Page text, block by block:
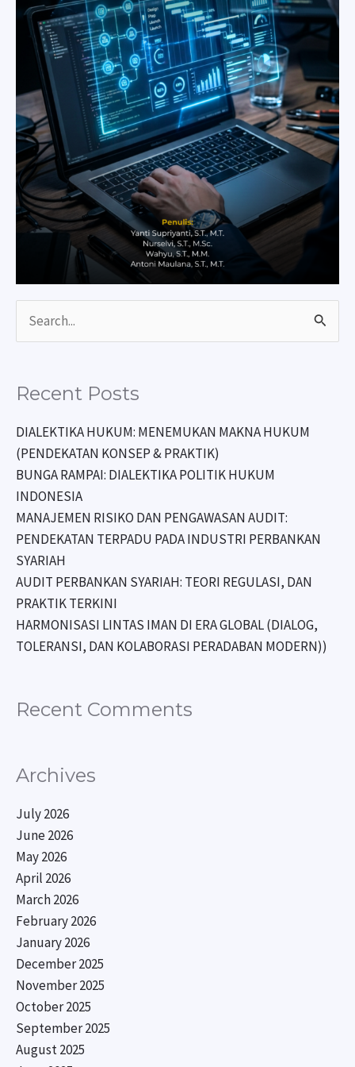
Search
for:
Recent Posts
DIALEKTIKA HUKUM: MENEMUKAN MAKNA HUKUM
(PENDEKATAN KONSEP & PRAKTIK)
BUNGA RAMPAI: DIALEKTIKA POLITIK HUKUM
INDONESIA
MANAJEMEN RISIKO DAN PENGAWASAN AUDIT:
PENDEKATAN TERPADU PADA INDUSTRI PERBANKAN
SYARIAH
AUDIT PERBANKAN SYARIAH: TEORI REGULASI, DAN
PRAKTIK TERKINI
HARMONISASI LINTAS IMAN DI ERA GLOBAL (DIALOG,
TOLERANSI, DAN KOLABORASI PERADABAN MODERN))
Recent Comments
Archives
July 2026
June 2026
May 2026
April 2026
March 2026
February 2026
January 2026
December 2025
November 2025
October 2025
September 2025
August 2025